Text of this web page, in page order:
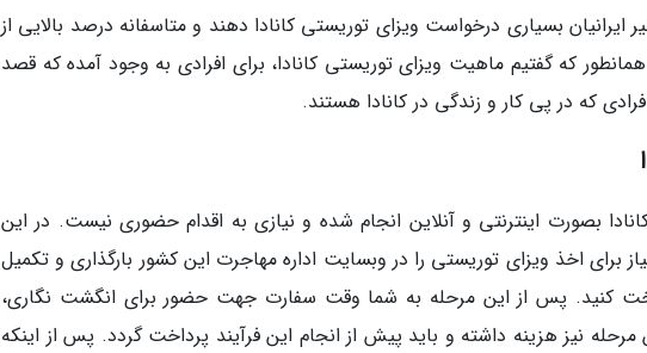
بسیاری درخواست ویزای توریستی کانادا دهند و متاسفانه درصد بالایی از
که گفتیم ماهیت ویزای توریستی کانادا، برای افرادی به وجود آمده که قصد
که در پی کار و زندگی در کانادا هستند.
بصورت اینترنتی و آنلاین انجام شده و نیازی به اقدام حضوری نیست. در این
برای اخذ ویزای توریستی را در وبسایت اداره مهاجرت این کشور بارگذاری و تکمیل
کنید. پس از این مرحله به شما وقت سفارت جهت حضور برای انگشت نگاری،
نیز هزینه داشته و باید پیش از انجام این فرآیند پرداخت گردد. پس از اینکه